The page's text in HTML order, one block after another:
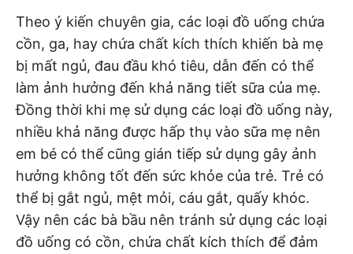
Theo ý kiến chuyên gia, các loại đồ uống chứa
cồn, ga, hay chứa chất kích thích khiến bà mẹ
bị mất ngủ, đau đầu khó tiêu, dẫn đến có thể
làm ảnh hưởng đến khả năng tiết sữa của mẹ.
Đồng thời khi mẹ sử dụng các loại đồ uống này,
nhiều khả năng được hấp thụ vào sữa mẹ nên
em bé có thể cũng gián tiếp sử dụng gây ảnh
hưởng không tốt đến sức khỏe của trẻ. Trẻ có
thể bị gắt ngủ, mệt mỏi, cáu gắt, quấy khóc.
Vậy nên các bà bầu nên tránh sử dụng các loại
đồ uống có cồn, chứa chất kích thích để đảm